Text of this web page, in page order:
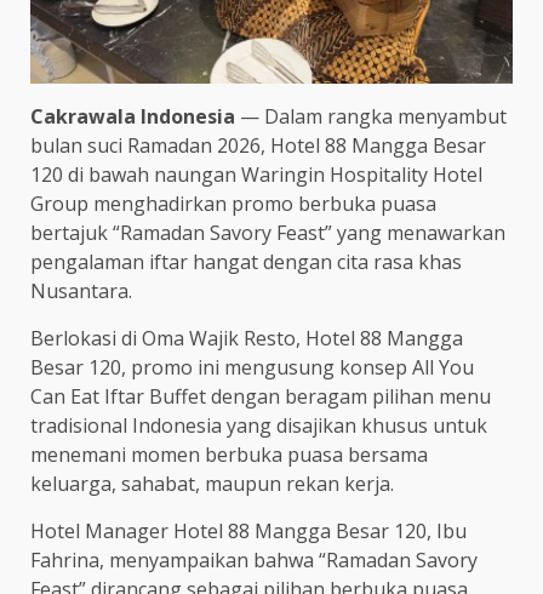
Cakrawala Indonesia — Dalam rangka menyambut
bulan suci Ramadan 2026, Hotel 88 Mangga Besar
120 di bawah naungan Waringin Hospitality Hotel
Group menghadirkan promo berbuka puasa
bertajuk “Ramadan Savory Feast” yang menawarkan
pengalaman iftar hangat dengan cita rasa khas
Nusantara.
Berlokasi di Oma Wajik Resto, Hotel 88 Mangga
Besar 120, promo ini mengusung konsep All You
Can Eat Iftar Buffet dengan beragam pilihan menu
tradisional Indonesia yang disajikan khusus untuk
menemani momen berbuka puasa bersama
keluarga, sahabat, maupun rekan kerja.
Hotel Manager Hotel 88 Mangga Besar 120, Ibu
Fahrina, menyampaikan bahwa “Ramadan Savory
Feast” dirancang sebagai pilihan berbuka puasa